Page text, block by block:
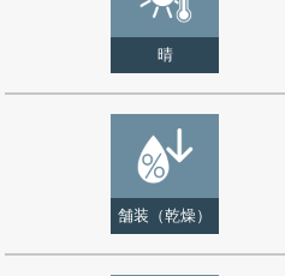
晴
舗装（乾燥）